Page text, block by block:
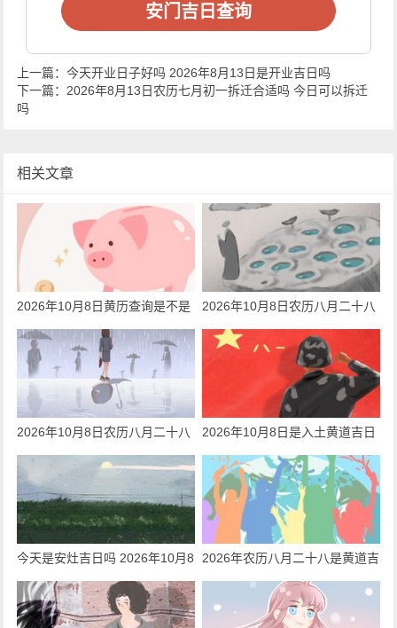
安门吉日查询
上一篇：今天开业日子好吗 2026年8月13日是开业吉日吗
下一篇： 2026年8月13日农历七月初一拆迁合适吗 今日可以拆迁
吗
相关文章
2026年10月8日黄历查询是不是
钓鱼的黄道吉日
2026年10月8日农历八月二十八
日子好吗 今天黄历是耕种吉日吗
2026年10月8日农历八月二十八
日子好吗 今天黄历是安坟吉日吗
2026年10月8日是入土黄道吉日
吗 今天黄历日子好吗
今天是安灶吉日吗 2026年10月8
日是黄道吉日吗
2026年农历八月二十八是黄道吉
日吗 2026年八月二十八财神在
哪个方向